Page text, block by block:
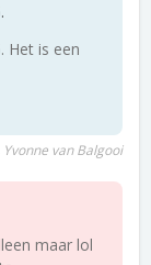
Het is een
Yvonne van Balgooi
maar lol